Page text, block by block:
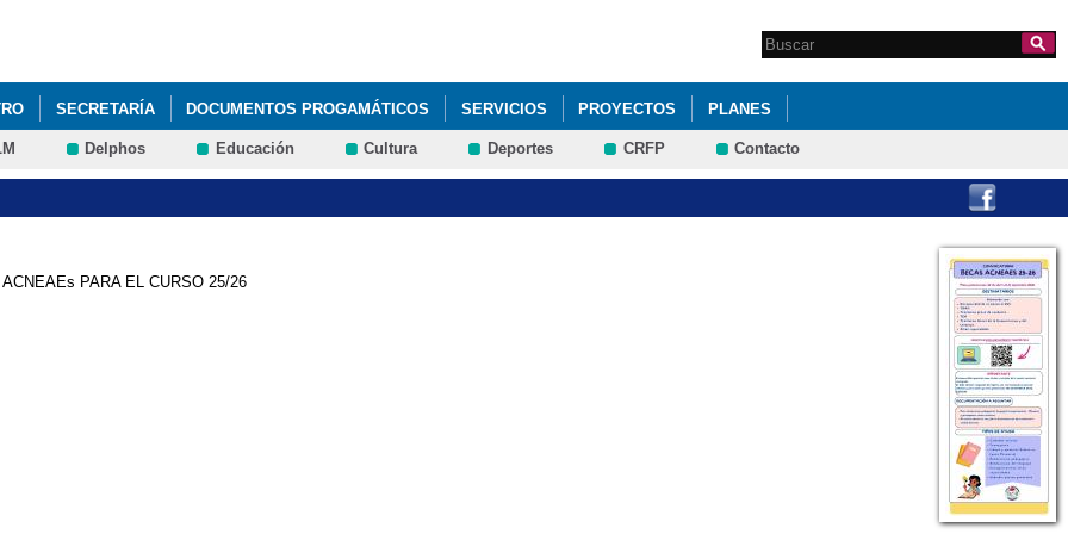
Formulario de
búsqueda
Search this site
SECRETARÍA DOCUMENTOS PROGAMÁTICOS SERVICIOS PROYECTOS PLANES
Delphos Educación Cultura Deportes CRFP Contacto
PARA EL CURSO 25/26